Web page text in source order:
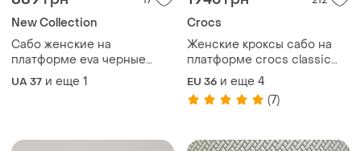
New Collection
Сабо женские на
платформе eva черные
кроксы
UA 37 и еще 1
Crocs
Женские кроксы сабо на
платформе crocs classic
crush bone все размеры в
наличии
EU 36 и еще 4
(7)